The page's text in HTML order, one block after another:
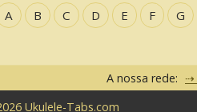
A B C D E F G
A nossa rede:
Ukulele-Tabs.com